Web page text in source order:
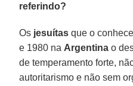
referindo?
Os jesuítas que o
e 1980 na Argentina o
de temperamento forte,
autoritarismo e não sem